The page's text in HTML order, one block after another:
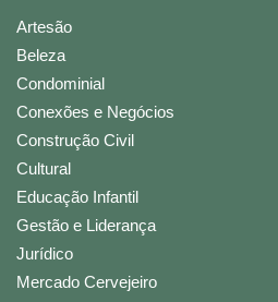
Artesão
Beleza
Condominial
Conexões e Negócios
Construção Civil
Cultural
Educação Infantil
Gestão e Liderança
Jurídico
Mercado Cervejeiro